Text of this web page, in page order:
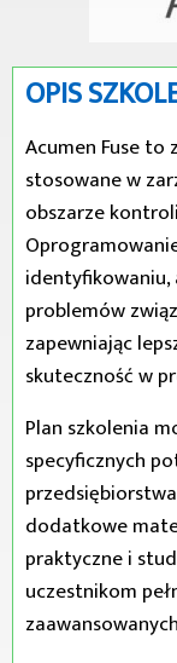
OPIS
Acumen Fuse to
stosowane w
obszarze
identyfikowaniu,
problemów
zapewniając
skuteczność w
Plan szkolenia
specyficznych
dodatkowe
praktyczne i
uczestnikom